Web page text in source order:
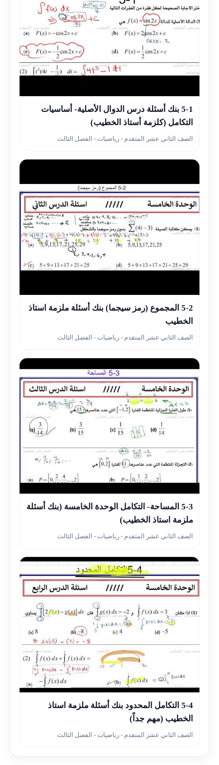
▶5-1 بنك أسئلة درس الدوال الأصلية- أساسيات
التكامل (كلزمة أستاذ الخطيب)
الصف الثاني عشر المتقدم - رياضيات - الفصل الثالث
▶5-2 المجموع (رمز سيجما) بنك أسئلة ملزمة استاذ
الخطيب
الصف الثاني عشر المتقدم - رياضيات - الفصل الثالث
▶5-3 المساحة- التكامل الوحدة الخامسة (بنك أسئلة
ملزمة استاذ الخطيب)
الصف الثاني عشر المتقدم - رياضيات - الفصل الثالث
▶5-4 التكامل المحدود بنك أسئلة ملزمة استاذ
الخطيب (مهم جداً)
الصف الثاني عشر المتقدم - رياضيات - الفصل الثالث